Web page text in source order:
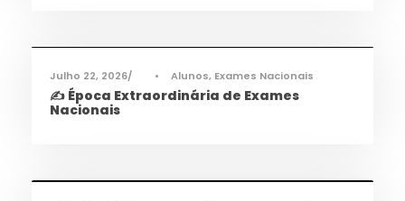
Julho 22, 2026 • Alunos, Exames Nacionais
✍️ Época Extraordinária de Exames
Nacionais